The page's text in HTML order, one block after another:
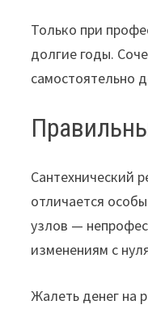
Только при
долгие годы.
самостоятельно
Сантехнический
отличается
узлов —
изменениям с
Жалеть денег на